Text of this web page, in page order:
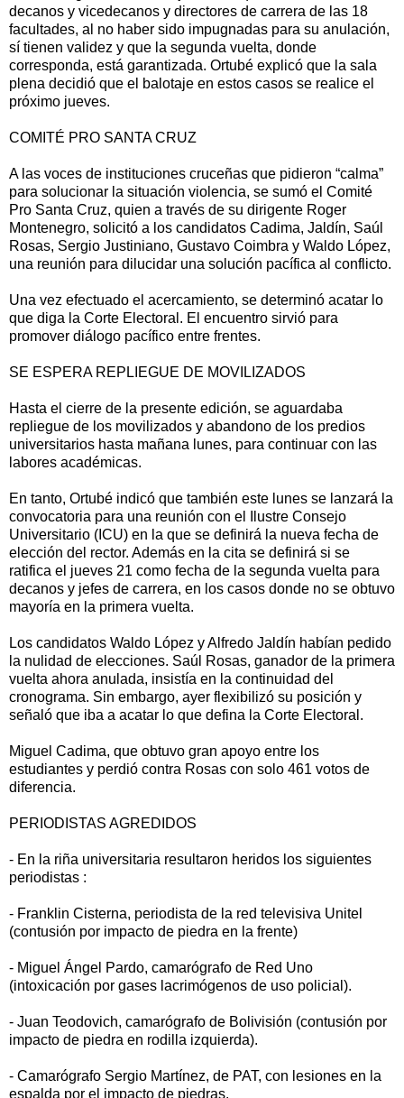
decanos y vicedecanos y directores de carrera de las 18
facultades, al no haber sido impugnadas para su anulación,
sí tienen validez y que la segunda vuelta, donde
corresponda, está garantizada. Ortubé explicó que la sala
plena decidió que el balotaje en estos casos se realice el
próximo jueves.
COMITÉ PRO SANTA CRUZ
A las voces de instituciones cruceñas que pidieron “calma”
para solucionar la situación violencia, se sumó el Comité
Pro Santa Cruz, quien a través de su dirigente Roger
Montenegro, solicitó a los candidatos Cadima, Jaldín, Saúl
Rosas, Sergio Justiniano, Gustavo Coimbra y Waldo López,
una reunión para dilucidar una solución pacífica al conflicto.
Una vez efectuado el acercamiento, se determinó acatar lo
que diga la Corte Electoral. El encuentro sirvió para
promover diálogo pacífico entre frentes.
SE ESPERA REPLIEGUE DE MOVILIZADOS
Hasta el cierre de la presente edición, se aguardaba
repliegue de los movilizados y abandono de los predios
universitarios hasta mañana lunes, para continuar con las
labores académicas.
En tanto, Ortubé indicó que también este lunes se lanzará la
convocatoria para una reunión con el Ilustre Consejo
Universitario (ICU) en la que se definirá la nueva fecha de
elección del rector. Además en la cita se definirá si se
ratifica el jueves 21 como fecha de la segunda vuelta para
decanos y jefes de carrera, en los casos donde no se obtuvo
mayoría en la primera vuelta.
Los candidatos Waldo López y Alfredo Jaldín habían pedido
la nulidad de elecciones. Saúl Rosas, ganador de la primera
vuelta ahora anulada, insistía en la continuidad del
cronograma. Sin embargo, ayer flexibilizó su posición y
señaló que iba a acatar lo que defina la Corte Electoral.
Miguel Cadima, que obtuvo gran apoyo entre los
estudiantes y perdió contra Rosas con solo 461 votos de
diferencia.
PERIODISTAS AGREDIDOS
- En la riña universitaria resultaron heridos los siguientes
periodistas :
- Franklin Cisterna, periodista de la red televisiva Unitel
(contusión por impacto de piedra en la frente)
- Miguel Ángel Pardo, camarógrafo de Red Uno
(intoxicación por gases lacrimógenos de uso policial).
- Juan Teodovich, camarógrafo de Bolivisión (contusión por
impacto de piedra en rodilla izquierda).
- Camarógrafo Sergio Martínez, de PAT, con lesiones en la
espalda por el impacto de piedras.